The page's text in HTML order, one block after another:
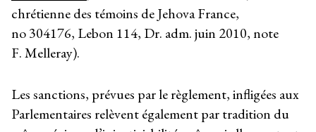
chrétienne des témoins de Jehova France,
no304176, Lebon 114, Dr. adm. juin 2010, note
F. Melleray).
Les sanctions, prévues par le règlement, infligées aux
Parlementaires relèvent également par tradition du